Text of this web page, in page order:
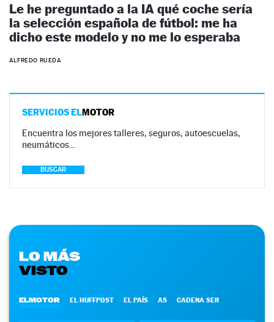
Le he preguntado a la IA qué coche sería
la selección española de fútbol: me ha
dicho este modelo y no me lo esperaba
ALFREDO RUEDA
SERVICIOS ELMOTOR
Encuentra los mejores talleres, seguros, autoescuelas,
neumáticos…
BUSCAR
LO MÁS
VISTO
ELMOTOR EL HUFFPOST EL PAÍS AS CADENA SER